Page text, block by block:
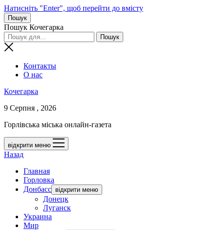
Натисніть "Enter", щоб перейти до вмісту
Пошук
Пошук Кочегарка
Контакты
О нас
Кочегарка
9 Серпня , 2026
Горлівська міська онлайн-газета
відкрити меню
Назад
Главная
Горловка
Донбасс відкрити меню
Донецк
Луганск
Украина
Мир